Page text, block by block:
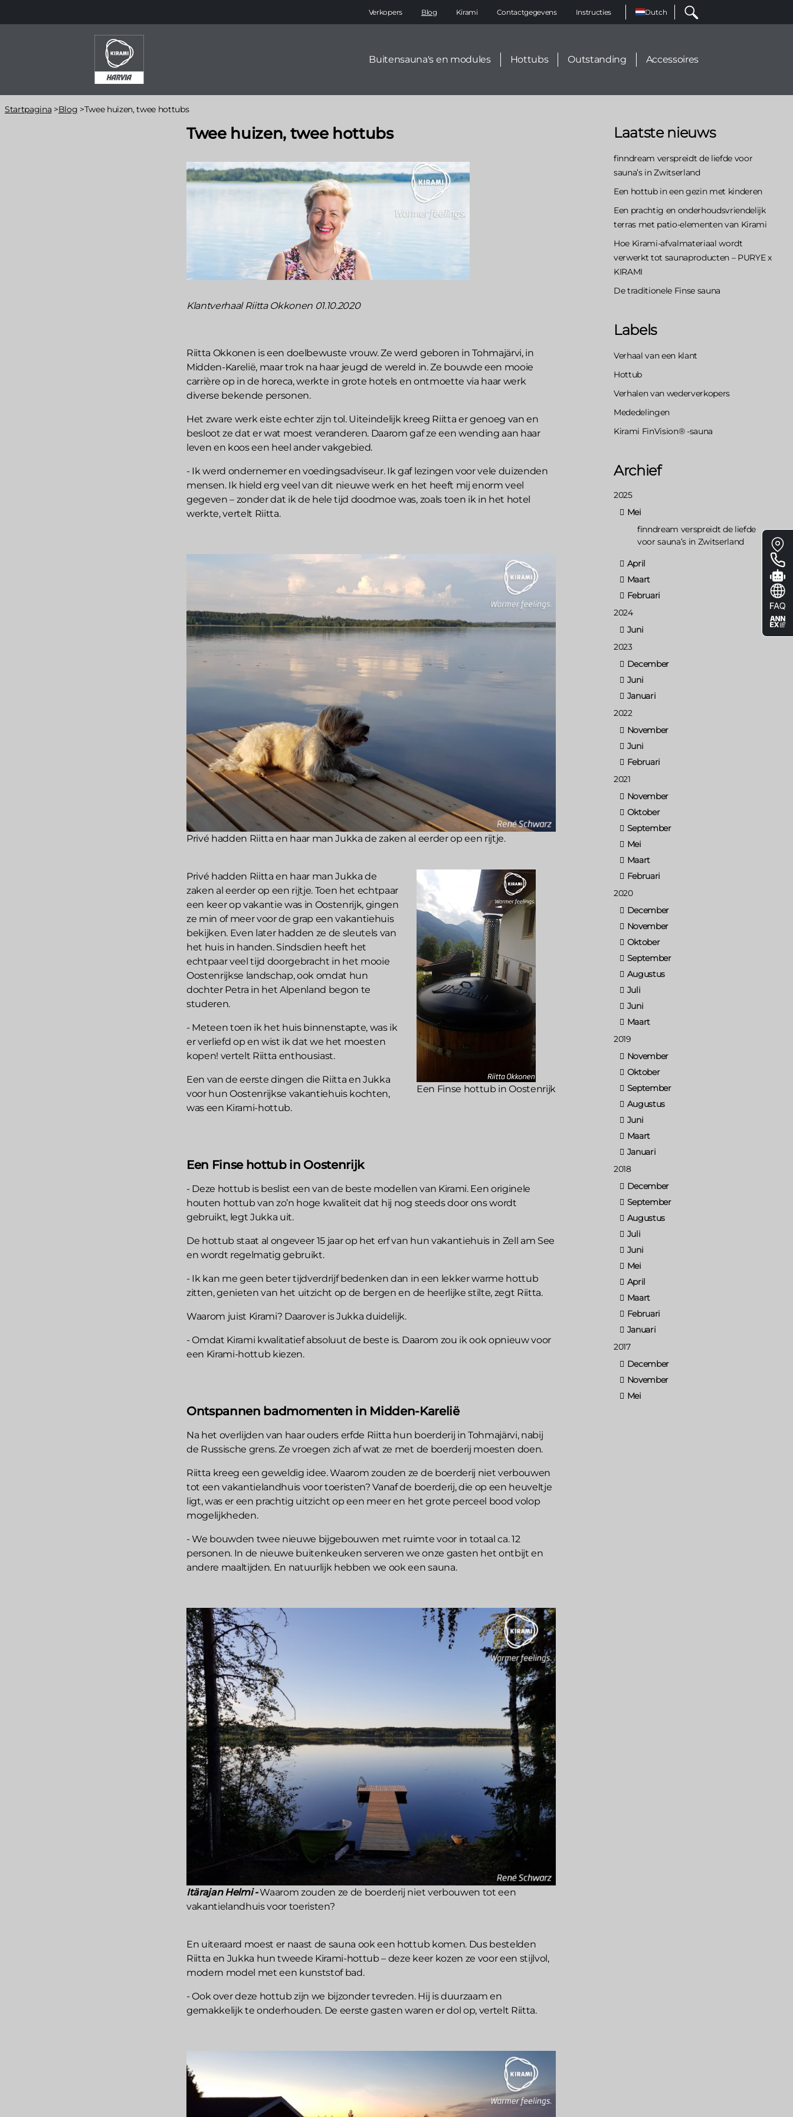
Main
Verkopers Blog Kirami Contactgegevens Instructies
Select
your
Secondary
Buitensauna's en modules Hottubs Outstanding Accessoires
Kruimelpad
Startpagina >Blog >Twee huizen, twee hottubs
Twee huizen, twee hottubs
Klantverhaal Riitta Okkonen 01.10.2020
Riitta Okkonen is een doelbewuste vrouw. Ze werd geboren in Tohmajärvi, in
Midden-Karelië, maar trok na haar jeugd de wereld in. Ze bouwde een mooie
carrière op in de horeca, werkte in grote hotels en ontmoette via haar werk
diverse bekende personen.
Het zware werk eiste echter zijn tol. Uiteindelijk kreeg Riitta er genoeg van en
besloot ze dat er wat moest veranderen. Daarom gaf ze een wending aan haar
leven en koos een heel ander vakgebied.
- Ik werd ondernemer en voedingsadviseur. Ik gaf lezingen voor vele duizenden
mensen. Ik hield erg veel van dit nieuwe werk en het heeft mij enorm veel
gegeven – zonder dat ik de hele tijd doodmoe was, zoals toen ik in het hotel
werkte, vertelt Riitta.
Privé hadden Riitta en haar man Jukka de zaken al eerder op een rijtje.
Een Finse hottub in Oostenrijk
Privé hadden Riitta en haar man Jukka de
zaken al eerder op een rijtje. Toen het echtpaar
een keer op vakantie was in Oostenrijk, gingen
ze min of meer voor de grap een vakantiehuis
bekijken. Even later hadden ze de sleutels van
het huis in handen. Sindsdien heeft het
echtpaar veel tijd doorgebracht in het mooie
Oostenrijkse landschap, ook omdat hun
dochter Petra in het Alpenland begon te
studeren.
- Meteen toen ik het huis binnenstapte, was ik
er verliefd op en wist ik dat we het moesten
kopen! vertelt Riitta enthousiast.
Een van de eerste dingen die Riitta en Jukka
voor hun Oostenrijkse vakantiehuis kochten,
was een Kirami-hottub.
Een Finse hottub in Oostenrijk
- Deze hottub is beslist een van de beste modellen van Kirami. Een originele
houten hottub van zo’n hoge kwaliteit dat hij nog steeds door ons wordt
gebruikt, legt Jukka uit.
De hottub staat al ongeveer 15 jaar op het erf van hun vakantiehuis in Zell am See
en wordt regelmatig gebruikt.
- Ik kan me geen beter tijdverdrijf bedenken dan in een lekker warme hottub
zitten, genieten van het uitzicht op de bergen en de heerlijke stilte, zegt Riitta.
Waarom juist Kirami? Daarover is Jukka duidelijk.
- Omdat Kirami kwalitatief absoluut de beste is. Daarom zou ik ook opnieuw voor
een Kirami-hottub kiezen.
Ontspannen badmomenten in Midden-Karelië
Na het overlijden van haar ouders erfde Riitta hun boerderij in Tohmajärvi, nabij
de Russische grens. Ze vroegen zich af wat ze met de boerderij moesten doen.
Riitta kreeg een geweldig idee. Waarom zouden ze de boerderij niet verbouwen
tot een vakantielandhuis voor toeristen? Vanaf de boerderij, die op een heuveltje
ligt, was er een prachtig uitzicht op een meer en het grote perceel bood volop
mogelijkheden.
- We bouwden twee nieuwe bijgebouwen met ruimte voor in totaal ca. 12
personen. In de nieuwe buitenkeuken serveren we onze gasten het ontbijt en
andere maaltijden. En natuurlijk hebben we ook een sauna.
Itärajan Helmi -Waarom zouden ze de boerderij niet verbouwen tot een
vakantielandhuis voor toeristen?
En uiteraard moest er naast de sauna ook een hottub komen. Dus bestelden
Riitta en Jukka hun tweede Kirami-hottub – deze keer kozen ze voor een stijlvol,
modern model met een kunststof bad.
- Ook over deze hottub zijn we bijzonder tevreden. Hij is duurzaam en
gemakkelijk te onderhouden. De eerste gasten waren er dol op, vertelt Riitta.
Laatste nieuws
finndream verspreidt de liefde voor
sauna’s in Zwitserland
Een hottub in een gezin met kinderen
Een prachtig en onderhoudsvriendelijk
terras met patio-elementen van Kirami
Hoe Kirami-afvalmateriaal wordt
verwerkt tot saunaproducten – PURYE x
KIRAMI
De traditionele Finse sauna
Labels
Verhaal van een klant
Hottub
Verhalen van wederverkopers
Mededelingen
Kirami FinVision® -sauna
Archief
2025
Mei
finndream verspreidt de liefde
voor sauna’s in Zwitserland
April
Maart
Februari
2024
Juni
2023
December
Juni
Januari
2022
November
Juni
Februari
2021
November
Oktober
September
Mei
Maart
Februari
2020
December
November
Oktober
September
Augustus
Juli
Juni
Maart
2019
November
Oktober
September
Augustus
Juni
Maart
Januari
2018
December
September
Augustus
Juli
Juni
Mei
April
Maart
Februari
Januari
2017
December
November
Mei